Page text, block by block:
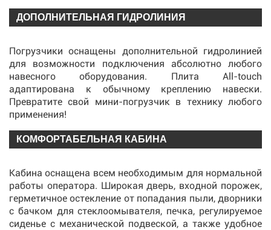
ДОПОЛНИТЕЛЬНАЯ ГИДРОЛИНИЯ
Погрузчики оснащены дополнительной гидролинией
для возможности подключения абсолютно любого
навесного оборудования. Плита All-touch
адаптирована к обычному креплению навески.
Превратите свой мини-погрузчик в технику любого
применения!
КОМФОРТАБЕЛЬНАЯ КАБИНА
Кабина оснащена всем необходимым для нормальной
работы оператора. Широкая дверь, входной порожек,
герметичное остекление от попадания пыли, дворники
с бачком для стеклоомывателя, печка, регулируемое
сиденье с механической подвеской, а также удобное